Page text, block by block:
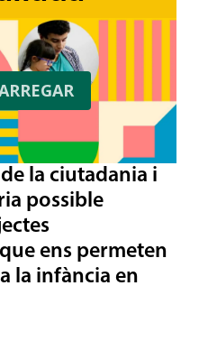
la ciutadania i
possible
ens permeten
la infància en